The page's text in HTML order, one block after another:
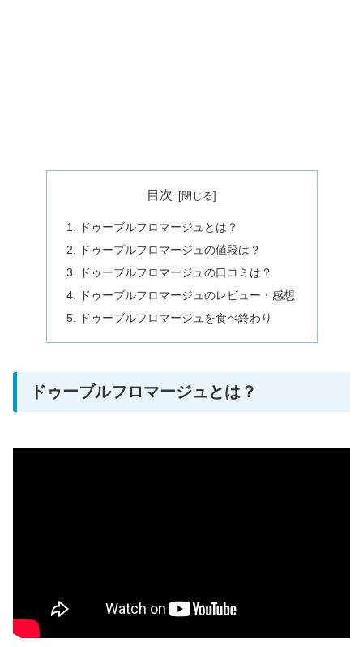
目次
ドゥーブルフロマージュとは？
ドゥーブルフロマージュの値段は？
ドゥーブルフロマージュの口コミは？
ドゥーブルフロマージュのレビュー・感想
ドゥーブルフロマージュを食べ終わり
ドゥーブルフロマージュとは？